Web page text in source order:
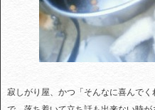
寂しがり屋、かつ「そんなに喜んで